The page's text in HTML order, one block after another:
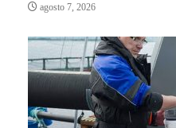
agosto 7, 2026